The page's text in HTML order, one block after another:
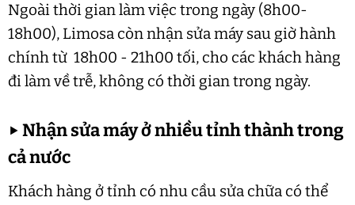
Ngoài thời gian làm việc trong ngày (8h00-
18h00), Limosa còn nhận sửa máy sau giờ hành
chính từ 18h00 - 21h00 tối, cho các khách hàng
đi làm về trễ, không có thời gian trong ngày.
▶Nhận sửa máy ở nhiều tỉnh thành trong
cả nước
Khách hàng ở tỉnh có nhu cầu sửa chữa có thể